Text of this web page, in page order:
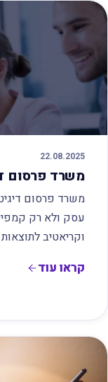
22.08.2025
משרד פרסום
משרד פרסום
וקריאטיב
קראו עוד